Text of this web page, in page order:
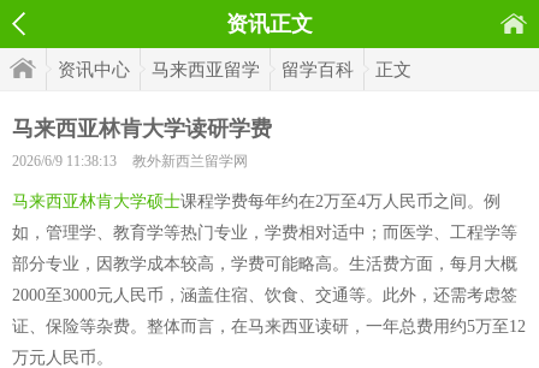
资讯正文
资讯中心 马来西亚留学 留学百科 正文
马来西亚林肯大学读研学费
2026/6/9 11:38:13 教外新西兰留学网
马来西亚林肯大学硕士课程学费每年约在2万至4万人民币之间。例
如，管理学、教育学等热门专业，学费相对适中；而医学、工程学等
部分专业，因教学成本较高，学费可能略高。生活费方面，每月大概
2000至3000元人民币，涵盖住宿、饮食、交通等。此外，还需考虑签
证、保险等杂费。整体而言，在马来西亚读研，一年总费用约5万至12
万元人民币。